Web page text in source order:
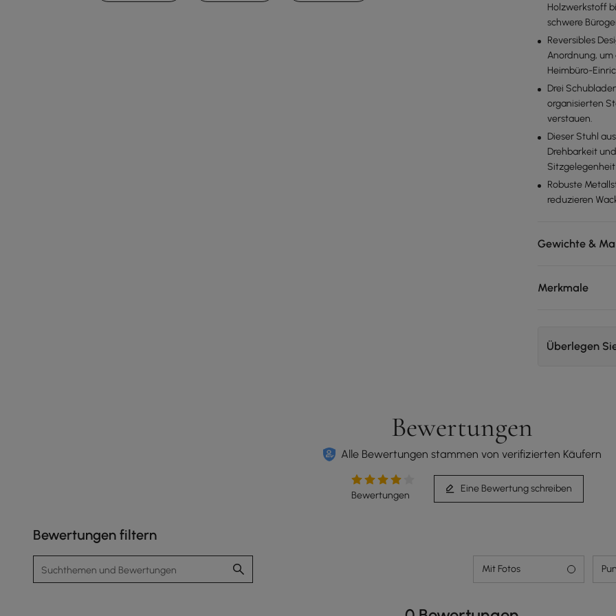
Holzwerkstoff
schwere
Reversibles
Anordnung,
Heimbüro-
Drei
organisierten
verstauen.
Dieser Stuhl
Drehbarkeit
Robuste
reduzieren
Gewichte &
Merkmale
Überlegen
Bewertungen
Alle Bewertungen stammen von verifizierten Käufern
Bewertungen
Eine Bewertung schreiben
Bewertungen filtern
Mit Fotos